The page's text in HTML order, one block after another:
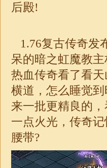
后殿!
1.76复古传奇发
呆的暗之虹魔教
热血传奇看了看
横道，怎么睡觉
来一批更精良的
一点火光， 传奇记
腰带?